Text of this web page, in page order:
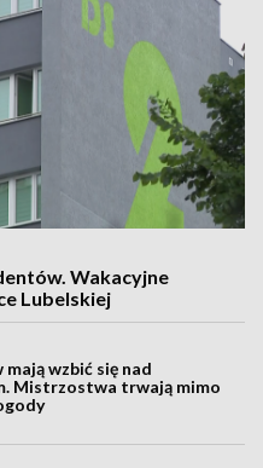
Wakacyjne
Lubelskiej
mają wzbić się nad
Mistrzostwa trwają mimo